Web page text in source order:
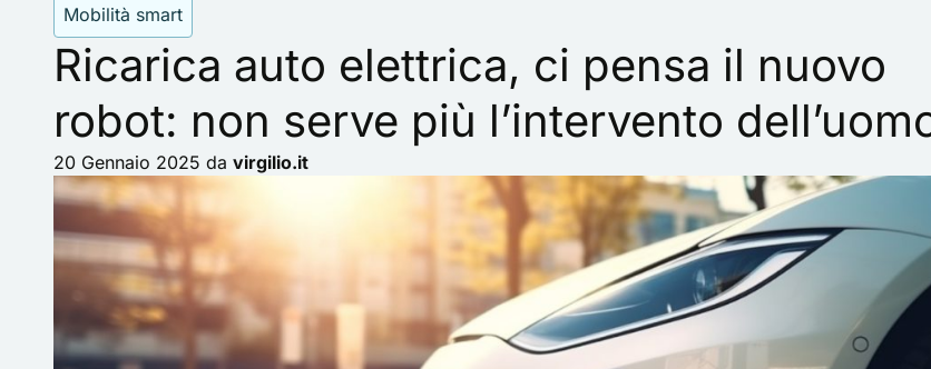
Mobilità smart
Ricarica auto elettrica, ci pensa il nuovo
robot: non serve più l’intervento
20 Gennaio 2025 da virgilio.it